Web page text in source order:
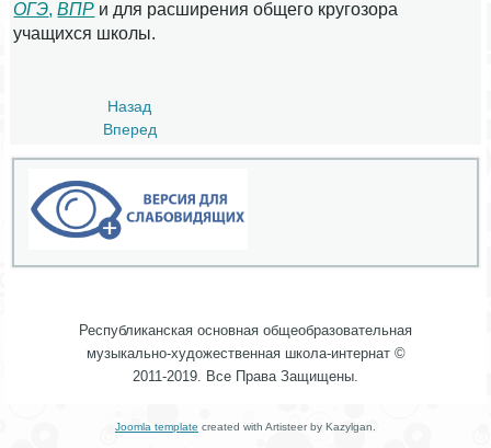
ОГЭ,ВПР и для расширения общего кругозора
учащихся школы.
Назад
Вперед
Республиканская основная общеобразовательная
музыкально-художественная школа-интернат ©
2011-2019. Все Права Защищены.
Joomla template created with Artisteer by Kazylgan.